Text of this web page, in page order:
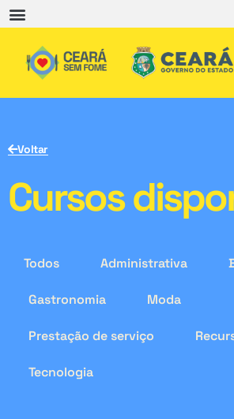
Voltar
Cursos
Todos Administrativa
Gastronomia Moda
Prestação de serviço
Tecnologia